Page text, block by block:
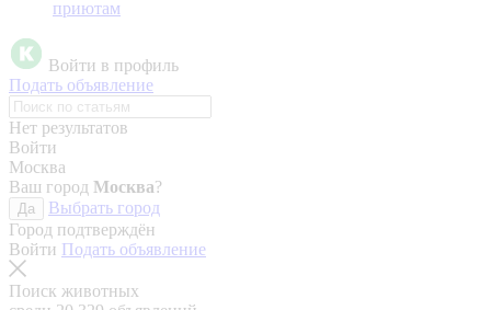
приютам
Войти в профиль
Подать объявление
Нет результатов
Войти
Москва
Ваш город Москва?
Да
Выбрать город
Город подтверждён
Войти Подать объявление
Поиск животных